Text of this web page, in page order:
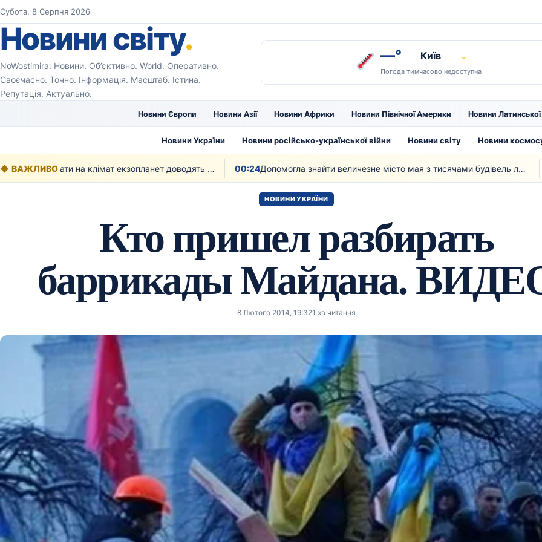
Перейти до вмісту
Субота, 8 Серпня 2026
Новини світу.
NoWostimira: Новини. Об’єктивно. World. Оперативно.
Своєчасно. Точно. Інформація. Масштаб. Істина.
Репутація. Актуально.
—° Київ ⌄
Погода тимчасово недоступна
Новини Європи Новини Азії Новини Африки Новини Північної Америки Новини
Новини України Новини російсько-української війни Новини світу Новини
◆ ВАЖЛИВО Як рослинність може впливати на клімат екзопланет доводять вчені 00:24 Допомогла знайти величезне місто мая з тисячами будівель лазерна технологія
НОВИНИ УКРАЇНИ
Кто пришел разбирать
баррикады Майдана.
8 Лютого 2014, 19:321 хв читання